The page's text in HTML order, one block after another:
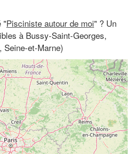
"Pisciniste autour de moi" ? Un
à Bussy-Saint-Georges,
Seine-et-Marne)